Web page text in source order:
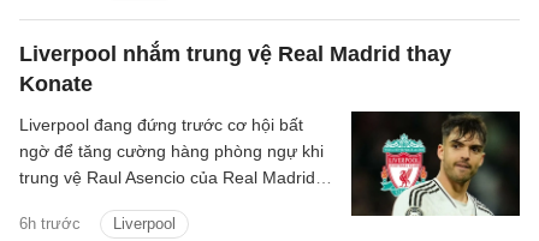
Liverpool nhắm trung vệ Real Madrid thay
Konate
6h trước Liverpool
Liverpool đang đứng trước cơ hội bất
ngờ để tăng cường hàng phòng ngự khi
trung vệ Raul Asencio của Real Madrid
trong kỳ chuyển nhượng mùa hè này.